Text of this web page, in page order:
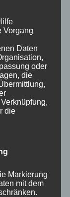
Vorgang
Daten
oder
die
die
Markierung
mit dem